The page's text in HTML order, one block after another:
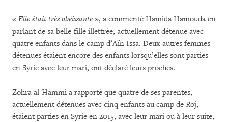
« Elle était très obéissante », a commenté Hamida Hamouda en
parlant de sa belle-fille illettrée, actuellement détenue avec
quatre enfants dans le camp d’Aïn Issa. Deux autres femmes
détenues étaient encore des enfants lorsqu’elles sont parties
en Syrie avec leur mari, ont déclaré leurs proches.
Zohra al-Hammi a rapporté que quatre de ses parentes,
actuellement détenues avec cinq enfants au camp de Roj,
étaient parties en Syrie en 2015, avec leur mari ou à leur suite,